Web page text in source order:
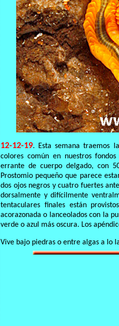
12-12-19. Esta semana traemos
colores común en nuestros fondos
errante de cuerpo delgado, con
Prostomio pequeño que parece
dos ojos negros y cuatro fuertes
dorsalmente y difícilmente
tentaculares finales están
acorazonada o lanceolados con la
verde o azul más oscura. Los
Vive bajo piedras o entre algas a lo